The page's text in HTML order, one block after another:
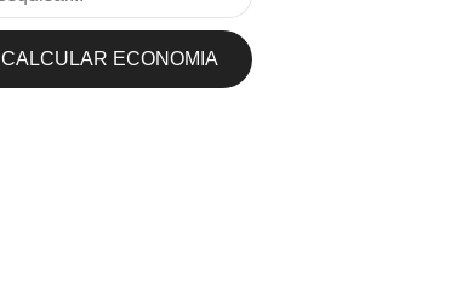
CALCULAR ECONOMIA